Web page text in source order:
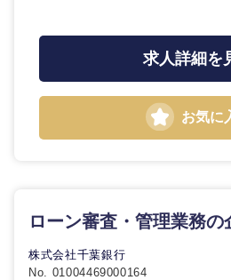
求人詳細を
お気に
ローン審査・管理業務
株式会社千葉銀行
No. 01004469000164